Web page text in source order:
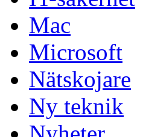
Mac
Microsoft
Nätskojare
Ny teknik